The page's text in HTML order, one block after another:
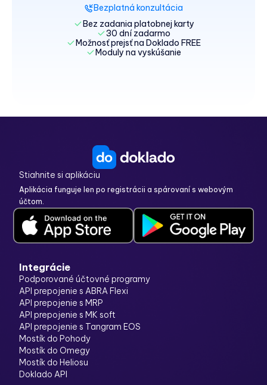
Bezplatná konzultácia
Bez zadania platobnej karty
30 dní zadarmo
Možnosť prejsť na Doklado FREE
Moduly na vyskúšanie
Stiahnite si aplikáciu
Aplikácia funguje len poregistráciia spárovaní s webovým
účtom.
Integrácie
Podporované účtovné programy
API prepojenie s ABRA Flexi
API prepojenie s MRP
API prepojenie s MK soft
API prepojenie s Tangram EOS
Mostík do Pohody
Mostík do Omegy
Mostík do Heliosu
Doklado API